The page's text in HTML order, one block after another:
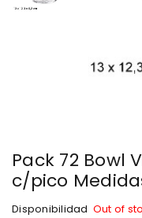
Pack 72 Bowl
c/pico
Disponibilidad Out of